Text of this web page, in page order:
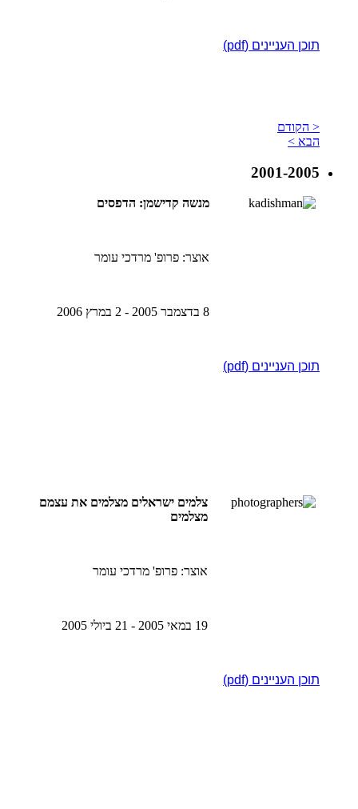
תוכן העניינים (pdf)
< הקודם
הבא >
2001-2005
מנשה קדישמן: הדפסים
אוצר: פרופ' מרדכי עומר
8 בדצמבר 2005 - 2 במרץ 2006
תוכן העניינים (pdf)
צלמים ישראלים מצלמים את עצמם
מצלמים
אוצר: פרופ' מרדכי עומר
19 במאי 2005 - 21 ביולי 2005
תוכן העניינים (pdf)